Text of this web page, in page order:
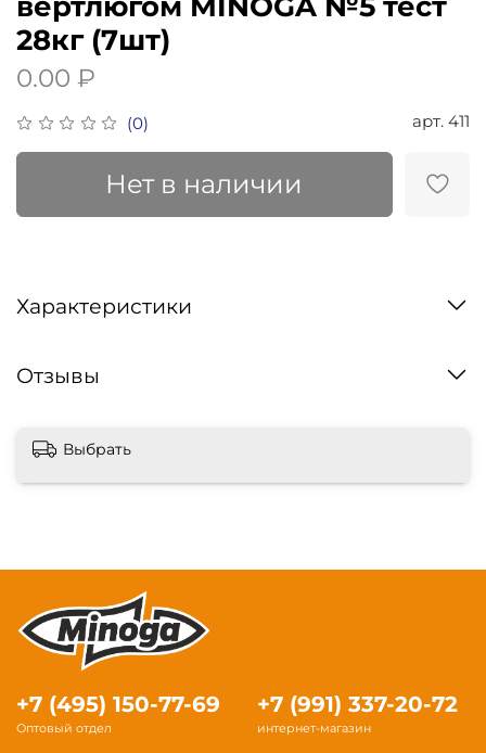
(0) арт. 411
28кг (7шт)
0.00 ₽
Нет в наличии
Характеристики
Отзывы
Выбрать
+7 (495) 150-77-69
Оптовый отдел
+7 (991) 337-20-72
интернет-магазин